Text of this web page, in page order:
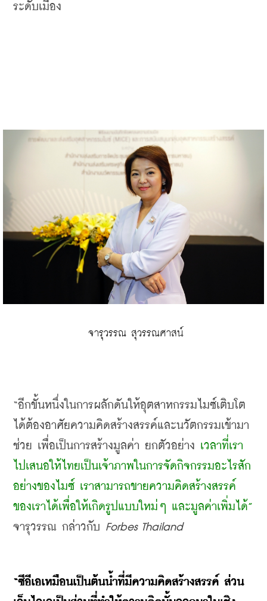
ระดับเมือง
จารุวรรณ สุวรรณศาสน์
“อีกขั้นหนึ่งในการผลักดันให้อุตสาหกรรมไมซ์เติบโต
ได้ต้องอาศัยความคิดสร้างสรรค์และนวัตกรรมเข้ามา
ช่วย เพื่อเป็นการสร้างมูลค่า ยกตัวอย่าง เวลาที่เรา
ไปเสนอให้ไทยเป็นเจ้าภาพในการจัดกิจกรรมอะไรสัก
อย่างของไมซ์ เราสามารถขายความคิดสร้างสรรค์
ของเราได้เพื่อให้เกิดรูปแบบใหม่ๆ และมูลค่าเพิ่มได้”
จารุวรรณ กล่าวกับ Forbes Thailand
“ซีอีเอเหมือนเป็นต้นน้ำที่มีความคิดสร้างสรรค์ ส่วน